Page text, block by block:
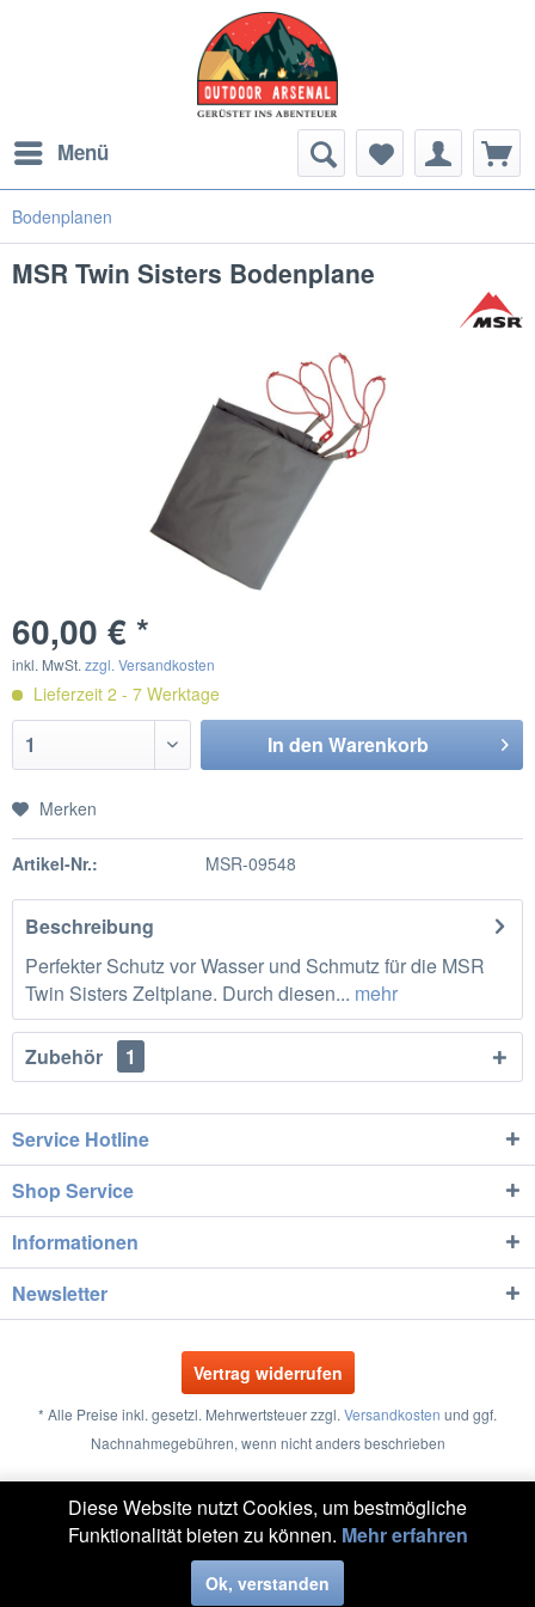
Menü
Bodenplanen
MSR Twin Sisters Bodenplane
60,00 € *
inkl. MwSt. zzgl. Versandkosten
Lieferzeit 2 - 7 Werktage
In den Warenkorb
Merken
Artikel-Nr.: MSR-09548
Beschreibung
Perfekter Schutz vor Wasser und Schmutz für die MSR
Twin Sisters Zeltplane. Durch diesen... mehr
Zubehör 1
Service Hotline
Shop Service
Informationen
Newsletter
Vertrag widerrufen
* Alle Preise inkl. gesetzl. Mehrwertsteuer zzgl. Versandkosten und ggf.
Nachnahmegebühren, wenn nicht anders beschrieben
Versand und Zahlung
Widerrufsrecht Datenschutz
AGB
Impressum
Diese Website nutzt Cookies, um bestmögliche
Funktionalität bieten zu können. Mehr erfahren
Ok, verstanden